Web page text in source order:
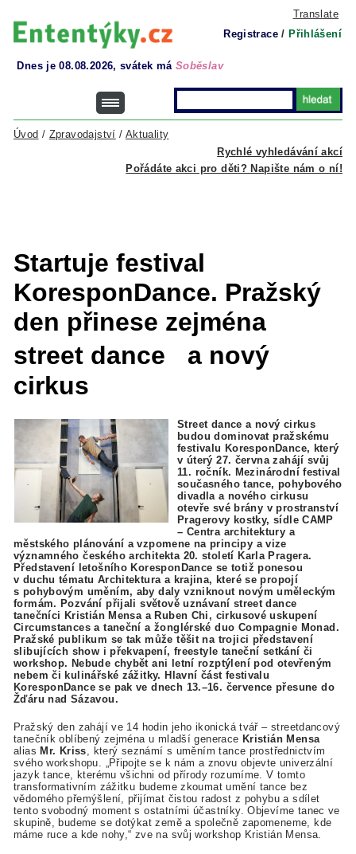
Translate
Registrace / Přihlášení
Dnes je 08.08.2026, svátek má Soběslav
Rychlé vyhledávání akcí
Úvod / Zpravodajství / Aktuality
Pořádáte akci pro děti? Napište nám o ní!
Startuje festival
KoresponDance. Pražský
den přinese zejména
street dance a nový
cirkus
Street dance a nový cirkus
budou dominovat pražskému
festivalu KoresponDance, který
v úterý 27. června zahájí svůj
11. ročník. Mezinárodní festival
současného tance, pohybového
divadla a nového cirkusu
otevře své brány v prostranství
Pragerovy kostky, sídle CAMP
– Centra architektury a
městského plánování a vzpomene na principy a vize
významného českého architekta 20. století Karla Pragera.
Představení letošního KoresponDance se totiž ponesou
v duchu tématu Architektura a krajina, které se propojí
s pohybovým uměním, aby daly vzniknout novým uměleckým
formám. Pozvání přijali světově uznávaní street dance
tanečníci Kristián Mensa a Ruben Chi, cirkusové uskupení
Circumstances a taneční a žonglérské duo Compagnie Monad.
Pražské publikum se tak může těšit na trojici představení
slibujících show i překvapení, freestyle taneční setkání či
workshop. Nebude chybět ani letní rozptýlení pod otevřeným
nebem či kulinářské zážitky. Hlavní část festivalu
KoresponDance se pak ve dnech 13.–16. července přesune do
Žďáru nad Sázavou.
Pražský den zahájí ve 14 hodin jeho ikonická tvář – streetdancový
tanečník oblíbený zejména u mladší generace Kristián Mensa
aliasMr. Kriss , který seznámí s uměním tance prostřednictvím
svého workshopu. „Připojte se k nám a znovu objevte univerzální
jazyk tance, kterému všichni od přírody rozumíme. V tomto
transformativním zážitku budeme zkoumat umění tance bez
vědomého přemýšlení, přijímat čistou radost z pohybu a sdílet
tento svobodný moment s ostatními účastníky. Objevíme tanec ve
skupině, budeme se dotýkat země a společně zapomeneme, kde
máme ruce a kde nohy,“ zve na svůj workshop Kristián Mensa.